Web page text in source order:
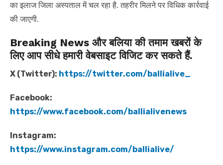
का इलाज जिला अस्पताल में चल रहा है. तहरीर मिलने पर विधिक कार्रवाई
की जाएगी.
Breaking News और बलिया की तमाम खबरों के
लिए आप सीधे हमारी वेबसाइट विजिट कर सकते हैं.
X (Twitter): https://twitter.com/ballialive_
Facebook:
https://www.facebook.com/ballialivenews
Instagram:
https://www.instagram.com/ballialive/